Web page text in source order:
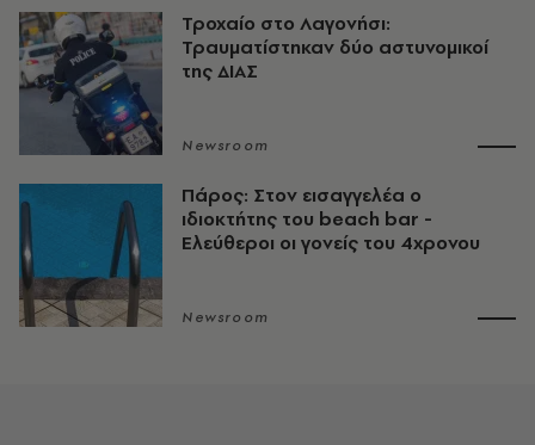
Τροχαίο στο Λαγονήσι:
Τραυματίστηκαν δύο αστυνομικοί
της ΔΙΑΣ
Newsroom
Πάρος: Στον εισαγγελέα ο
ιδιοκτήτης του beach bar -
Ελεύθεροι οι γονείς του 4χρονου
Newsroom